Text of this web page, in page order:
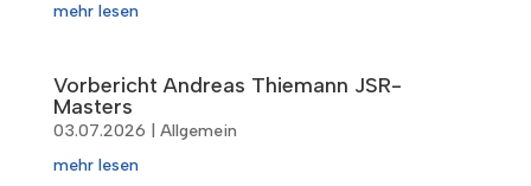
mehr lesen
Vorbericht Andreas Thiemann JSR-
Masters
03.07.2026
Allgemein
mehr lesen